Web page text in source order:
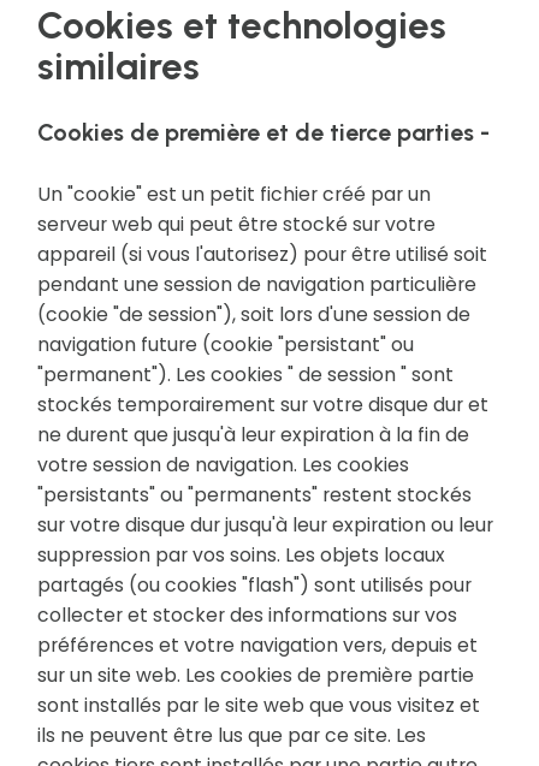
Cookies et technologies
similaires
Cookies de première et de tierce parties -
Un "cookie" est un petit fichier créé par un
serveur web qui peut être stocké sur votre
appareil (si vous l'autorisez) pour être utilisé soit
pendant une session de navigation particulière
(cookie "de session"), soit lors d'une session de
navigation future (cookie "persistant" ou
"permanent"). Les cookies " de session " sont
stockés temporairement sur votre disque dur et
ne durent que jusqu'à leur expiration à la fin de
votre session de navigation. Les cookies
"persistants" ou "permanents" restent stockés
sur votre disque dur jusqu'à leur expiration ou leur
suppression par vos soins. Les objets locaux
partagés (ou cookies "flash") sont utilisés pour
collecter et stocker des informations sur vos
préférences et votre navigation vers, depuis et
sur un site web. Les cookies de première partie
sont installés par le site web que vous visitez et
ils ne peuvent être lus que par ce site. Les